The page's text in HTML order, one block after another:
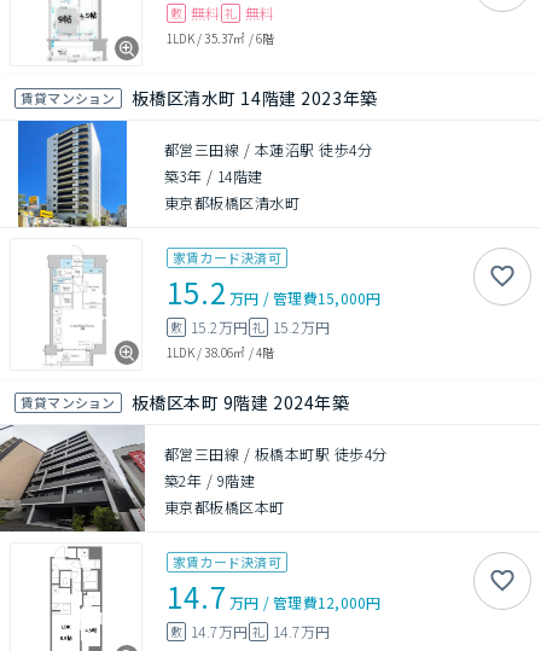
敷 無料 礼 無料
1LDK/35.37㎡ /6階
賃貸マンション 板橋区清水町 14階建 2023年築
都営三田線 / 本蓮沼駅 徒歩4分
築3年 / 14階建
東京都板橋区清水町
家賃カード決済可
15.2 万円 /管理費15,000円
敷 15.2万円 礼 15.2万円
1LDK/38.06㎡ /4階
賃貸マンション 板橋区本町 9階建 2024年築
都営三田線 / 板橋本町駅 徒歩4分
築2年 / 9階建
東京都板橋区本町
家賃カード決済可
14.7 万円 /管理費12,000円
敷 14.7万円 礼 14.7万円